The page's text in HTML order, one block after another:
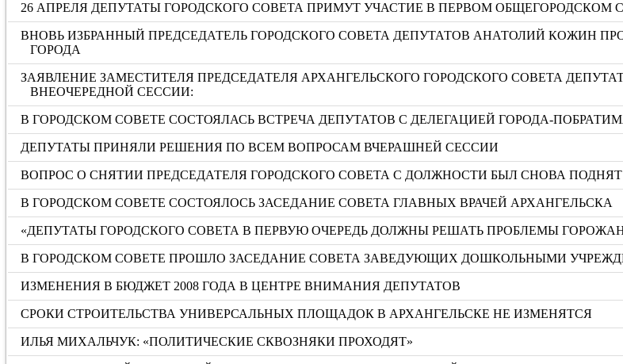
26 АПРЕЛЯ ДЕПУТАТЫ ГОРОДСКОГО СОВЕТА ПРИМУТ УЧАСТИЕ В ПЕРВОМ ОБЩЕГОРОДСКОМ
ВНОВЬ ИЗБРАННЫЙ ПРЕДСЕДАТЕЛЬ ГОРОДСКОГО СОВЕТА ДЕПУТАТОВ АНАТОЛИЙ КОЖИН
ГОРОДА
ЗАЯВЛЕНИЕ ЗАМЕСТИТЕЛЯ ПРЕДСЕДАТЕЛЯ АРХАНГЕЛЬСКОГО ГОРОДСКОГО СОВЕТА
ВНЕОЧЕРЕДНОЙ СЕССИИ:
В ГОРОДСКОМ СОВЕТЕ СОСТОЯЛАСЬ ВСТРЕЧА ДЕПУТАТОВ С ДЕЛЕГАЦИЕЙ ГОРОДА-
ДЕПУТАТЫ ПРИНЯЛИ РЕШЕНИЯ ПО ВСЕМ ВОПРОСАМ ВЧЕРАШНЕЙ СЕССИИ
ВОПРОС О СНЯТИИ ПРЕДСЕДАТЕЛЯ ГОРОДСКОГО СОВЕТА С ДОЛЖНОСТИ БЫЛ СНОВА
В ГОРОДСКОМ СОВЕТЕ СОСТОЯЛОСЬ ЗАСЕДАНИЕ СОВЕТА ГЛАВНЫХ ВРАЧЕЙ АРХАНГЕЛЬСКА
«ДЕПУТАТЫ ГОРОДСКОГО СОВЕТА В ПЕРВУЮ ОЧЕРЕДЬ ДОЛЖНЫ РЕШАТЬ ПРОБЛЕМЫ
В ГОРОДСКОМ СОВЕТЕ ПРОШЛО ЗАСЕДАНИЕ СОВЕТА ЗАВЕДУЮЩИХ ДОШКОЛЬНЫМИ
ИЗМЕНЕНИЯ В БЮДЖЕТ 2008 ГОДА В ЦЕНТРЕ ВНИМАНИЯ ДЕПУТАТОВ
СРОКИ СТРОИТЕЛЬСТВА УНИВЕРСАЛЬНЫХ ПЛОЩАДОК В АРХАНГЕЛЬСКЕ НЕ ИЗМЕНЯТСЯ
ИЛЬЯ МИХАЛЬЧУК: «ПОЛИТИЧЕСКИЕ СКВОЗНЯКИ ПРОХОДЯТ»